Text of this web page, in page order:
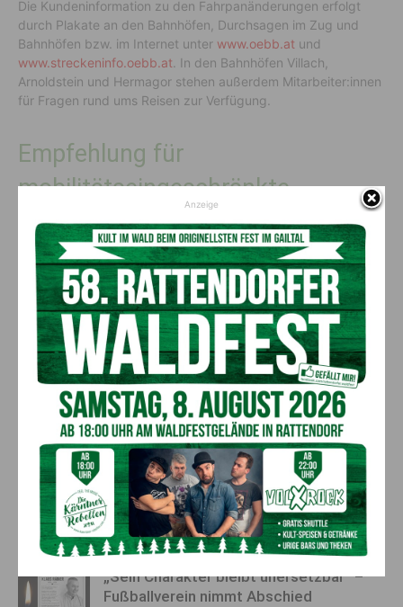
Die Kundeninformation zu den Fahrpanänderungen erfolgt
durch Plakate an den Bahnhöfen, Durchsagen im Zug und
Bahnhöfen bzw. im Internet unter www.oebb.at und
www.streckeninfo.oebb.at . In den Bahnhöfen Villach,
Arnoldstein und Hermagor stehen außerdem Mitarbeiter:innen
für Fragen rund ums Reisen zur Verfügung.
Empfehlung für
mobilitätseingeschränkte
Reisende
Mobilitätseingeschränkten Reisenden, die für ihre Fahrt
Unterstützung benötigen, wird empfohlen, sich vor
Reiseantritt mit dem ÖBB Kund:innenservice unter 05-1717-5
in Verbindung zu setzen um eine barrierefreie Reisekette zu
gewährleisten.
Vorheriger Artikel
Jedem zweiten Studierenden
geht es mental schlecht
Nächster Artikel
Neuer Ziviltechniker im
Fachbereich Architektur
feierlich vereidigt
AKTUELLES
„Sein Charakter bleibt unersetzbar“ –
Fußballverein nimmt Abschied
Anzeige